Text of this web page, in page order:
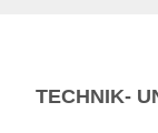
TECHNIK-